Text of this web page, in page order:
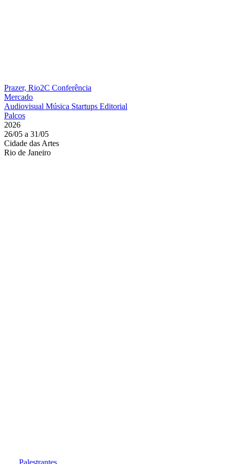
Prazer, Rio2C Conferência
Mercado
Audiovisual Música Startups Editorial
Palcos
2026
26/05 a 31/05
Cidade das Artes
Rio de Janeiro
Palestrantes